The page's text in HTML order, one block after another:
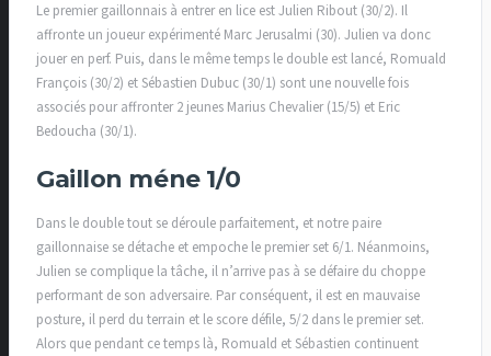
Le premier gaillonnais à entrer en lice est Julien Ribout (30/2). Il
affronte un joueur expérimenté Marc Jerusalmi (30). Julien va donc
jouer en perf. Puis, dans le même temps le double est lancé, Romuald
François (30/2) et Sébastien Dubuc (30/1) sont une nouvelle fois
associés pour affronter 2 jeunes Marius Chevalier (15/5) et Eric
Bedoucha (30/1).
Gaillon méne 1/0
Dans le double tout se déroule parfaitement, et notre paire
gaillonnaise se détache et empoche le premier set 6/1. Néanmoins,
Julien se complique la tâche, il n’arrive pas à se défaire du choppe
performant de son adversaire. Par conséquent, il est en mauvaise
posture, il perd du terrain et le score défile, 5/2 dans le premier set.
Alors que pendant ce temps là, Romuald et Sébastien continuent